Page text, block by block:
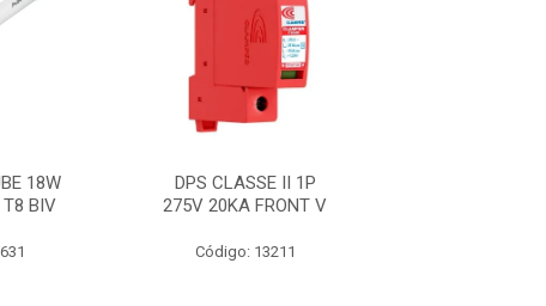
18W
BIV
DPS CLASSE II 1P
275V 20KA FRONT V
Código: 13211